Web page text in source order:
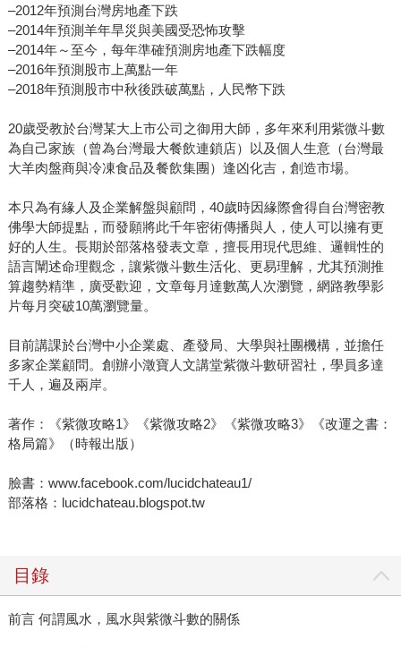
–2012年預測台灣房地產下跌
–2014年預測羊年旱災與美國受恐怖攻擊
–2014年～至今，每年準確預測房地產下跌幅度
–2016年預測股市上萬點一年
–2018年預測股市中秋後跌破萬點，人民幣下跌
20歲受教於台灣某大上市公司之御用大師，多年來利用紫微斗數
為自己家族（曾為台灣最大餐飲連鎖店）以及個人生意（台灣最
大羊肉盤商與冷凍食品及餐飲集團）逢凶化吉，創造市場。
本只為有緣人及企業解盤與顧問，40歲時因緣際會得自台灣密教
佛學大師提點，而發願將此千年密術傳播與人，使人可以擁有更
好的人生。長期於部落格發表文章，擅長用現代思維、邏輯性的
語言闡述命理觀念，讓紫微斗數生活化、更易理解，尤其預測推
算趨勢精準，廣受歡迎，文章每月達數萬人次瀏覽，網路教學影
片每月突破10萬瀏覽量。
目前講課於台灣中小企業處、產發局、大學與社團機構，並擔任
多家企業顧問。創辦小澂寶人文講堂紫微斗數研習社，學員多達
千人，遍及兩岸。
著作：《紫微攻略1》《紫微攻略2》《紫微攻略3》《改運之書：
格局篇》（時報出版）
臉書：www.facebook.com/lucidchateau1/
部落格：lucidchateau.blogspot.tw
目錄
前言 何謂風水，風水與紫微斗數的關係